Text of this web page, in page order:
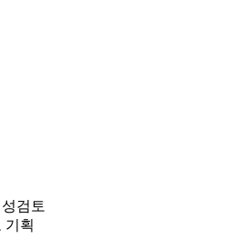
검토
기획